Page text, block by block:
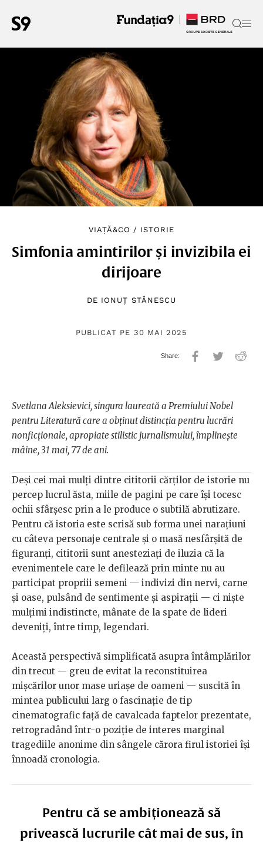
VIAȚĂ&CO / ISTORIE
Simfonia amintirilor și invizibila ei
dirijoare
DE IONUȚ STĂNESCU
PUBLICAT PE 30 MAI 2025
Svetlana Aleksievici, singura laureată a Premiului Nobel
pentru Literatură care a obținut distincția pentru lucrări
nonficționale, apropiate stilistic jurnalismului, împlinește
mâine, 31 mai, 77 de ani.
Deși cei mai mulți dintre cititorii cărților de istorie nu
percep lucrul ăsta, miile de pagini pe care își tocesc
ochii sfârșesc prin a le produce o subtilă abrutizare.
Pentru că istoria este scrisă sub forma unei narațiuni
cu câteva personaje centrale și o masă nesfârșită de
figuranți, cititorii sunt anesteziați de iluzia că la
evenimentele care le defilează prin minte nu au
participat propriii semeni — indivizi din nervi, carne
și oase, pulsând de sentimente și aspirații — ci niște
mulțimi indistincte, mânate de la spate de lideri
deveniți, între timp, legendari.
Această perspectivă simplificată asupra întâmplărilor
din trecut — greu de evitat la reconstituirea
mișcărilor unor mase uriașe de oameni — suscită în
mintea publicului larg o fascinație de tip
cinematografic față de cavalcada faptelor prezentate,
retrogradând într-o poziție de interes marginal
tragediile anonime din sângele cărora firul istoriei își
înnoadă cronologia.
Pentru că se ambiționează să
privească lucrurile cât mai de sus, în